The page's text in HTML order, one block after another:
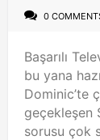
0
Başarılı
bu yana
Dominic’te
geçekleşen
sorusu çok